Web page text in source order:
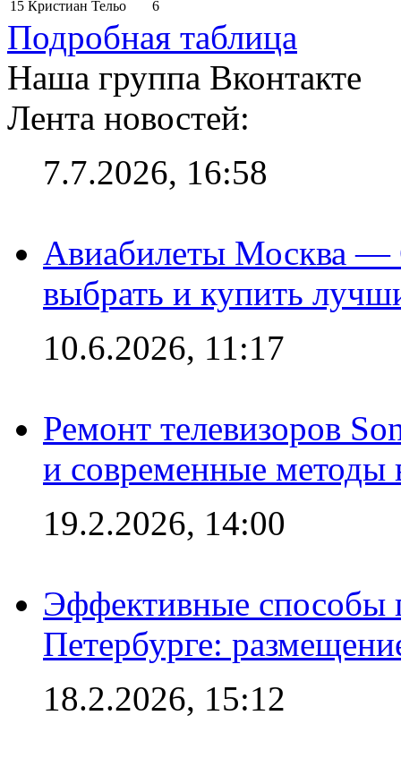
15 Кристиан Тельо 6
Подробная таблица
Наша группа Вконтакте
Лента новостей:
7.7.2026, 16:58
Авиабилеты Москва —
выбрать и купить
10.6.2026, 11:17
Ремонт телевизоров
и современные методы
19.2.2026, 14:00
Эффективные способы
Петербурге:
18.2.2026, 15:12